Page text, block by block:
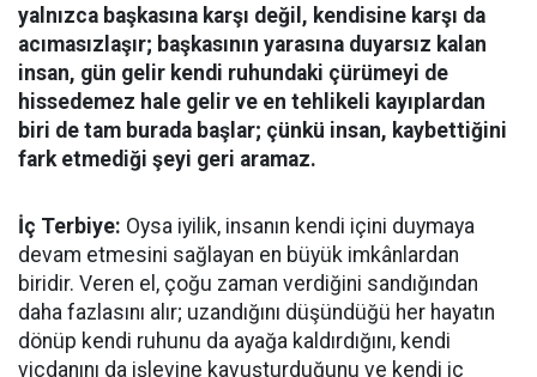
yalnızca başkasına karşı değil, kendisine karşı da
acımasızlaşır; başkasının yarasına duyarsız kalan
insan, gün gelir kendi ruhundaki çürümeyi de
hissedemez hale gelir ve en tehlikeli kayıplardan
biri de tam burada başlar; çünkü insan, kaybettiğini
fark etmediği şeyi geri aramaz.
İç Terbiye: Oysa iyilik, insanın kendi içini duymaya
devam etmesini sağlayan en büyük imkânlardan
biridir. Veren el, çoğu zaman verdiğini sandığından
daha fazlasını alır; uzandığını düşündüğü her hayatın
dönüp kendi ruhunu da ayağa kaldırdığını, kendi
vicdanını da işlevine kavuşturduğunu ve kendi iç